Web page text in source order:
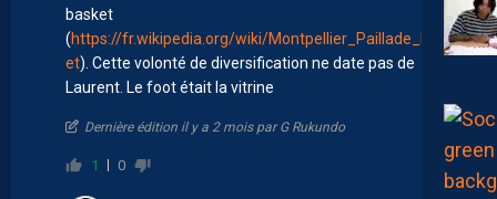
basket
(https://fr.wikipedia.org/wiki/Montpellier_Paillade_Bask
et). Cette volonté de diversification ne date pas de
Laurent. Le foot était la vitrine
Dernière édition il y a 2 mois par G Rukundo
1 0